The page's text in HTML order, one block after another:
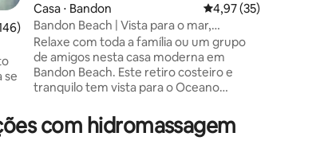
avaliação média de 5, 146 avaliações
se
Casa ⋅ Bandon 4,97 de uma
4,97 (35)
Bandon Beach | Vista para o mar,
banheira de hidromassagem e acesso à
praia
Relaxe com toda a família ou um grupo
de amigos nesta casa moderna em
Bandon Beach. Este retiro costeiro e
tranquilo tem vista para o Oceano
fica perto do Bandon Dunes Golf Resort.
Aproveite um pôr do sol deslumbrante
com hidromassagem